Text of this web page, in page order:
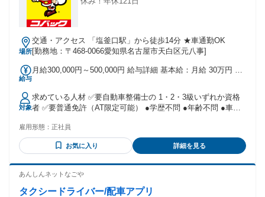
場所
交通・アクセス 「塩釜口駅」から徒歩14分 ★車通勤OK
[勤務地：〒468-0066愛知県名古屋市天白区元八事]
給与
月給300,000円～500,000円 給与詳細 基本給：月給 30万円 〜
れる通勤・皆勤・家族手当金額：なし 全員に一律で支払われ
るその他手当金額：なし ✨さらに前職給与を保証！ 3級自動
車整備士：1万円 2級自動車整備士：2万円 1級自動車整備士：
5万円 別途：検査員資格：3万円 ✨もし転職の際に転居が伴え
＝＝＝＝＝＝ さらに前職給与を できる限り保証します！ 手
厚い給与体制でお迎えします。 業績が安定している分、スタ
ッフにも 安定の給与で還元しています◎ 今後も精力的に店舗
拡大を 進める予定なので、 店長などのポストも多数。 キャ
リアUPのチャンスも 大いにあります。
対象
求めている人材 ✅要自動車整備士の 1・2・3級いずれか資格
者 ✅要普通免許（AT限定可能） ●学歴不問 ●年齢不問 ●車が
迎！ ✅こんな方にぜひ ＝＝＝＝＝＝＝＝＝＝＝＝＝＝＝＝＝
＝＝ ・モノづくりや機械いじりが好き ・この先も使える技術
を身につけたい ・学校で整備に携わったがブランクがある ・
されたい ・安心して新しい環境に挑みたい ・安定した働き方
雇用形態： 正社員
お気に入り 詳細を見る
あんしんネットなごや
タクシードライバー/配車アプリ